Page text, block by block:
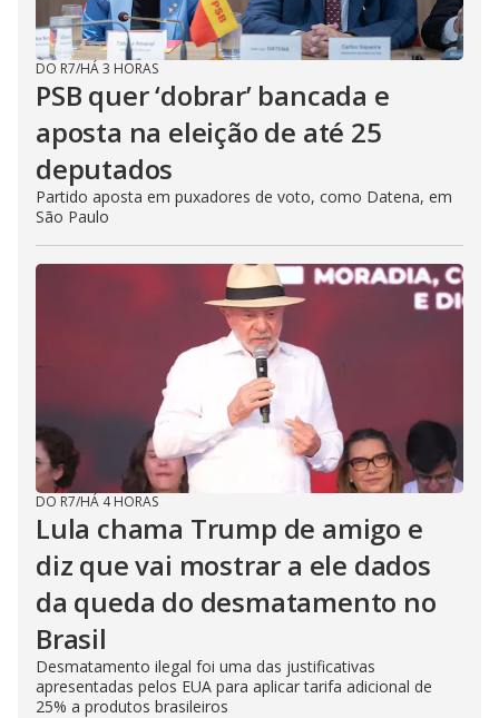
DO R7/HÁ 3 HORAS
PSB quer ‘dobrar’ bancada e
aposta na eleição de até 25
deputados
Partido aposta em puxadores de voto, como Datena, em
São Paulo
DO R7/HÁ 4 HORAS
Lula chama Trump de amigo e
diz que vai mostrar a ele dados
da queda do desmatamento no
Brasil
Desmatamento ilegal foi uma das justificativas
apresentadas pelos EUA para aplicar tarifa adicional de
25% a produtos brasileiros